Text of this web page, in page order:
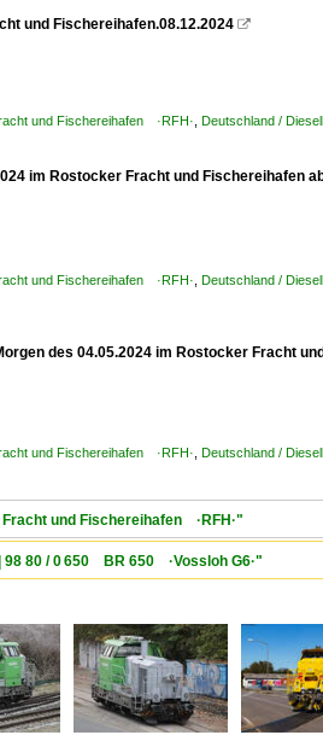
und Fischereihafen.08.12.2024 
und Fischereihafen ·RFH· Deutschland /
im Rostocker Fracht und Fischereihafen
und Fischereihafen ·RFH· Deutschland /
des 04.05.2024 im Rostocker Fracht
und Fischereihafen ·RFH· Deutschland /
und Fischereihafen ·RFH·"
80 / 0 650 BR 650 ·Vossloh G6·"